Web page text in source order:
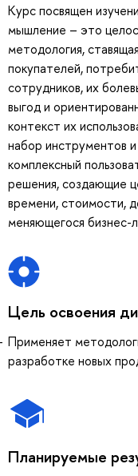
Курс посвящен
мышление – это
методология,
покупателей,
сотрудников, их
выгод и
контекст их
набор инструментов
комплексный
решения, создающие
времени, стоимости,
меняющегося бизнес-
Цель освоения
Применяет
разработке новых
Планируемые